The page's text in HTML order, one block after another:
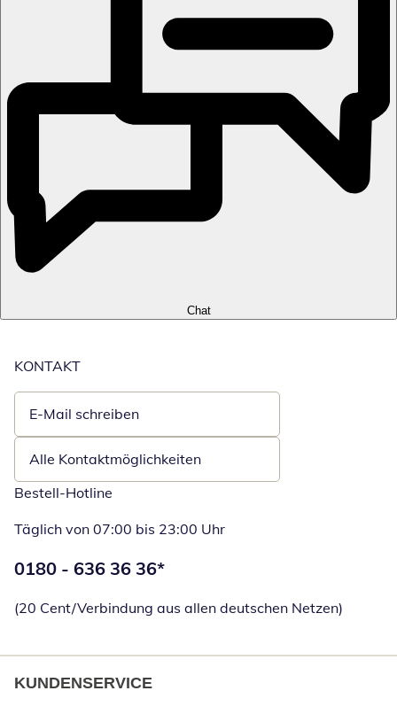
Chat
KONTAKT
E-Mail schreiben
Öffnet E-Mail-Client
Alle Kontaktmöglichkeiten
Bestell-Hotline
Täglich von 07:00 bis 23:00 Uhr
Telefonnummer:
0180 - 636 36 36*
(20 Cent/Verbindung aus allen deutschen Netzen)
KUNDENSERVICE